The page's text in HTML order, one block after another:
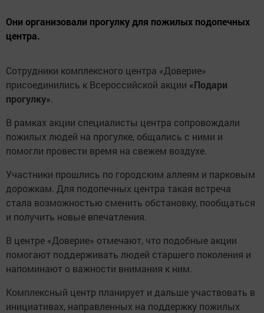
Они организовали прогулку для пожилых подопечных
центра.
Сотрудники комплексного центра «Доверие»
присоединились к Всероссийской акции «Подари
прогулку».
В рамках акции специалисты центра сопровождали
пожилых людей на прогулке, общались с ними и
помогли провести время на свежем воздухе.
Участники прошлись по городским аллеям и парковым
дорожкам. Для подопечных центра такая встреча
стала возможностью сменить обстановку, пообщаться
и получить новые впечатления.
В центре «Доверие» отмечают, что подобные акции
помогают поддерживать людей старшего поколения и
напоминают о важности внимания к ним.
Комплексный центр планирует и дальше участвовать в
инициативах, направленных на поддержку пожилых